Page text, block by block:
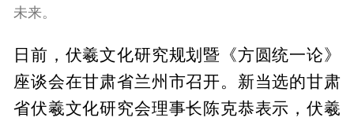
未来。
日前，伏羲文化研究规划暨《方圆统一论》
座谈会在甘肃省兰州市召开。新当选的甘肃
省伏羲文化研究会理事长陈克恭表示，伏羲